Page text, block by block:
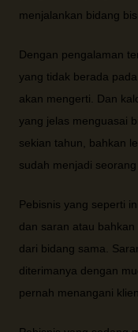
menjalankan bidang
Dengan pengalaman
yang tidak berada
akan mengerti. Dan
yang jelas menguasai
sekian tahun, bahkan
sudah menjadi seorang
Pebisnis yang seperti
dan saran atau
dari bidang sama.
diterimanya dengan
pernah menangani